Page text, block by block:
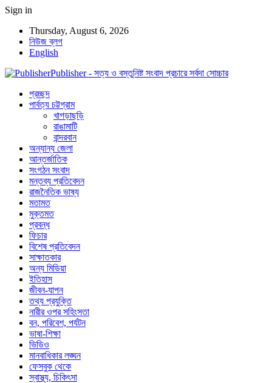
Sign in
Thursday, August 6, 2026
নিউজ ব্লগ
English
Publisher - সত্য ও বস্তুনিষ্ট সংবাদ প্রচারে সর্বদা সোচ্চার
প্রচ্ছদ
পার্বত্য চট্টগ্রাম
খাগড়াছড়ি
রাঙামাটি
বান্দরবান
অন্যান্য জেলা
আন্তর্জাতিক
সংগঠন সংবাদ
মন্তব্য প্রতিবেদন
রাজনৈতিক ভাষ্য
মতামত
মুক্তমত
প্রবন্ধ
ফিচার
বিশেষ প্রতিবেদন
সাক্ষাতকার
অন্য মিডিয়া
ইতিহাস
জীবন-যাপন
তথ্য প্রযুক্তি
নারীর ওপর সহিংসতা
বন, পরিবেশ, পর্যটন
ভাষা-শিক্ষা
ভিডিও
মানবাধিকার লঙ্ঘন
ফেসবুক থেকে
স্বাস্থ্য, চিকিৎসা